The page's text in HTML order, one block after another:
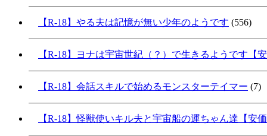
【R-18】やる夫は記憶が無い少年のようです (556)
【R-18】ヨナは宇宙世紀（？）で生きるようです【
【R-18】会話スキルで始めるモンスターテイマー (7)
【R-18】怪獣使いキル夫と宇宙船の運ちゃん達【安